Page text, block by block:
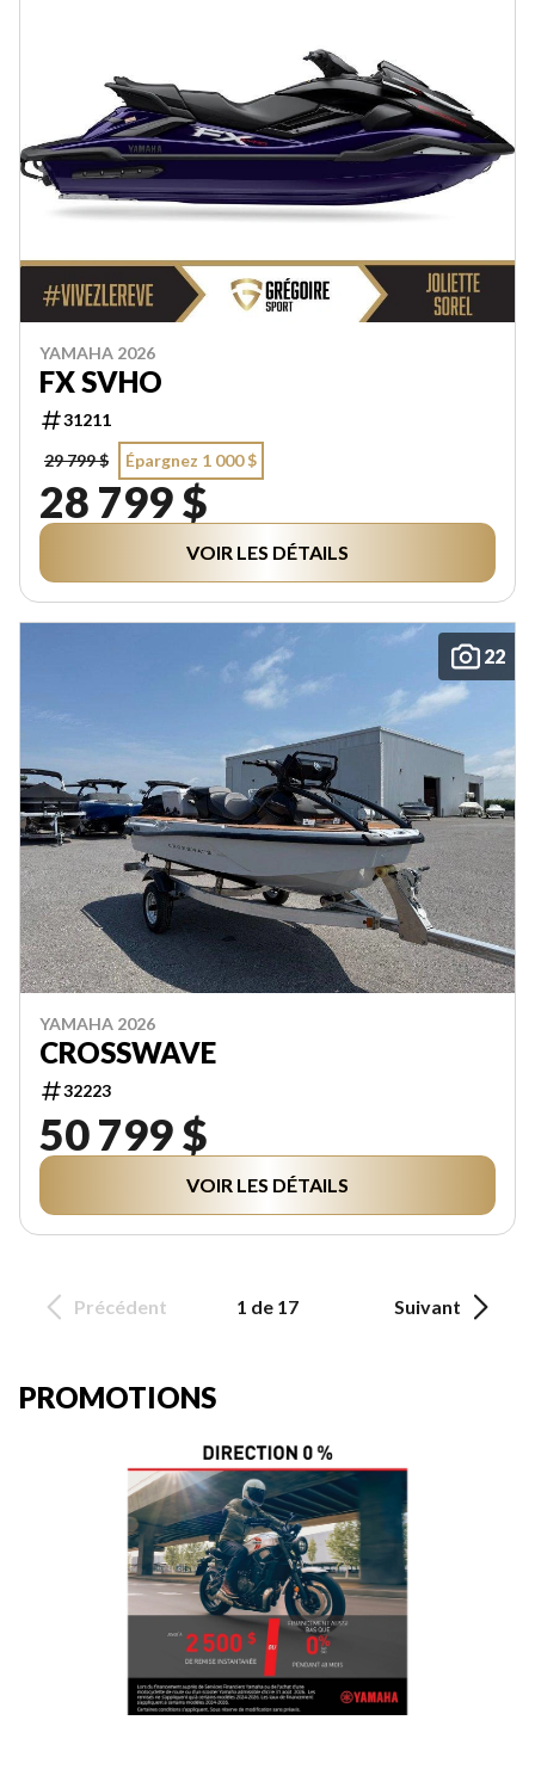
YAMAHA 2026
FX SVHO
31211
29 799 $
Épargnez 1 000 $
28 799 $
VOIR LES DÉTAILS
22
YAMAHA 2026
CROSSWAVE
32223
50 799 $
VOIR LES DÉTAILS
Précédent 1 de 17 Suivant
PROMOTIONS